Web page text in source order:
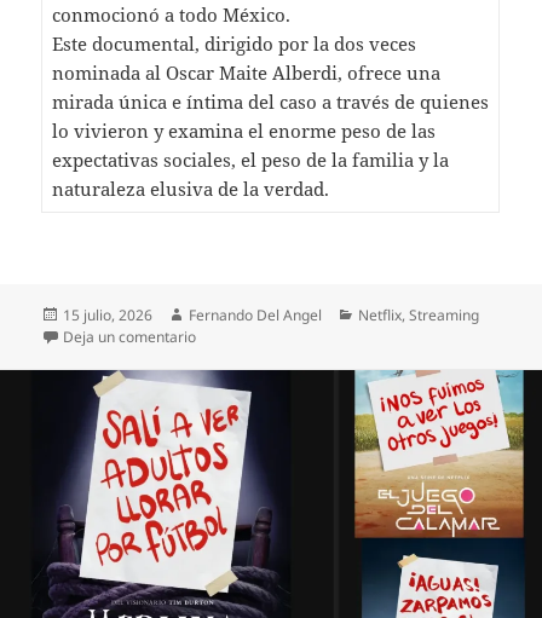
conmocionó a todo México.
Este documental, dirigido por la dos veces
nominada al Oscar Maite Alberdi, ofrece una
mirada única e íntima del caso a través de quienes
lo vivieron y examina el enorme peso de las
expectativas sociales, el peso de la familia y la
naturaleza elusiva de la verdad.
Publicado
el
15 julio, 2026 Autor
Fernando Del Angel Categorías
Netflix,Streaming
Deja un comentarioen Maite Alberdi, doble nominada al Oscar,